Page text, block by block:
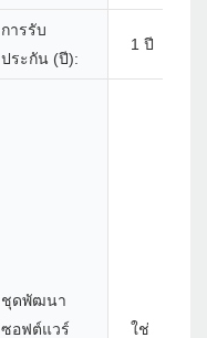
การรับ
ประกัน (ปี):
1 ปี
ชุดพัฒนา
ซอฟต์แวร์
ใช่